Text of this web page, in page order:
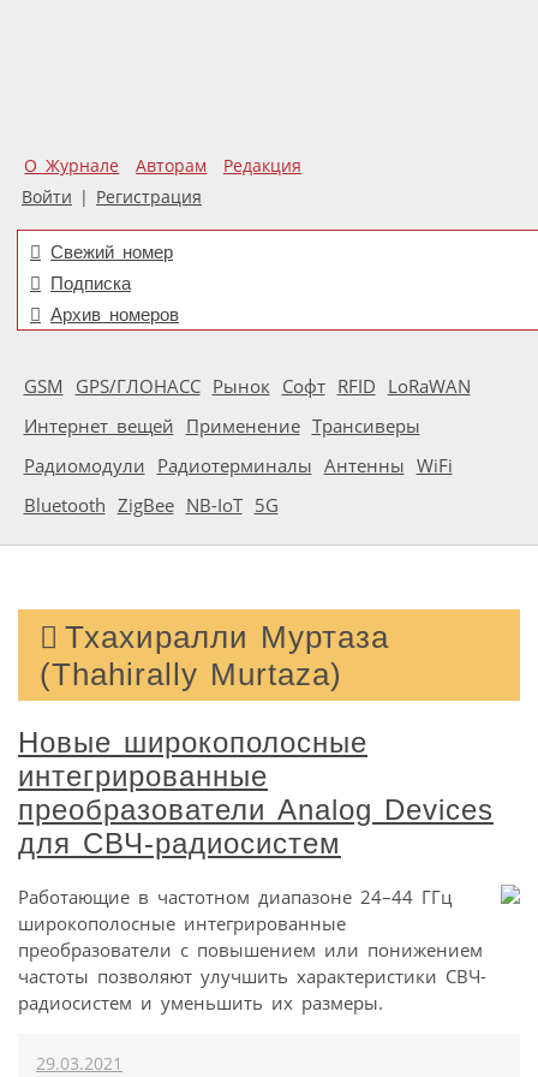
О Журнале Авторам
Редакция
Войти | Регистрация
Свежий номер
Подписка
Архив номеров
GSM GPS/ГЛОНАСС Рынок Софт RFID LoRaWAN
Интернет вещей Применение Трансиверы
Радиомодули Радиотерминалы Антенны WiFi
Bluetooth ZigBee NB-IoT 5G
Тхахиралли Муртаза
(Thahirally Murtaza)
Новые широкополосные
интегрированные
преобразователи Analog Devices
для СВЧ-радиосистем
Работающие в частотном диапазоне 24–44 ГГц
широкополосные интегрированные
преобразователи с повышением или понижением
частоты позволяют улучшить характеристики СВЧ-
радиосистем и уменьшить их размеры.
29.03.2021